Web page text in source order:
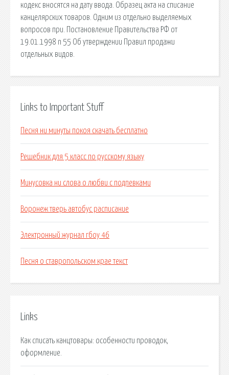
кодекс вносятся на дату ввода. Образец акта на списание
канцелярских товаров. Одним из отдельно выделяемых
вопросов при. Постановление Правительства РФ от
19.01.1998 n 55 Об утверждении Правил продажи
отдельных видов.
Links to Important Stuff
Песня ни минуты покоя скачать бесплатно
Решебник для 5 класс по русскому языку
Минусовка ни слова о любви с подпевками
Воронеж тверь автобус расписание
Электронный журнал гбоу 46
Песня о ставропольском крае текст
Links
Как списать канцтовары: особенности проводок,
оформление.